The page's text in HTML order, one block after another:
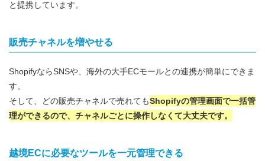
と提携しています。
販売チャネルを増やせる
ShopifyならSNSや、海外の大手ECモールとの連携が簡単にできま
す。
そして、どの販売チャネルで売れてもShopifyの管理画面で一括管
理ができるので、チャネルごとに操作しなくて大丈夫です。
越境ECに必要なツールを一元管理できる